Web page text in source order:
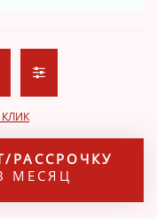
РАССРОЧКУ
МЕСЯЦ